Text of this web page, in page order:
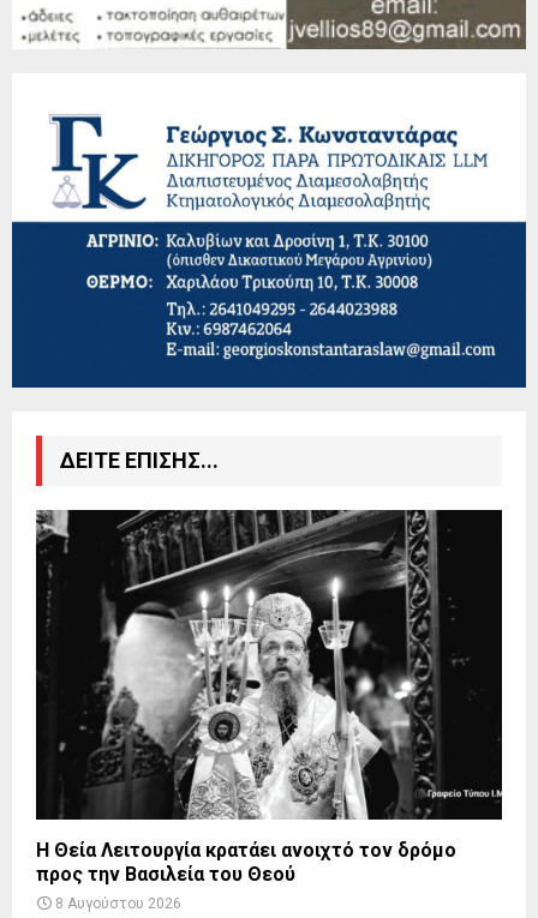
ΔΕΙΤΕ ΕΠΙΣΗΣ...
Η Θεία Λειτουργία κρατάει ανοιχτό τον δρόμο
προς την Βασιλεία του Θεού
8 Αυγούστου 2026